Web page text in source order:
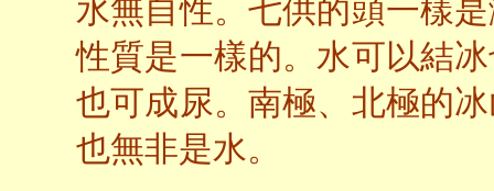
水無自性。七供的頭一樣
性質是一樣的。水可以結
也可成尿。南極、北極的
也無非是水。